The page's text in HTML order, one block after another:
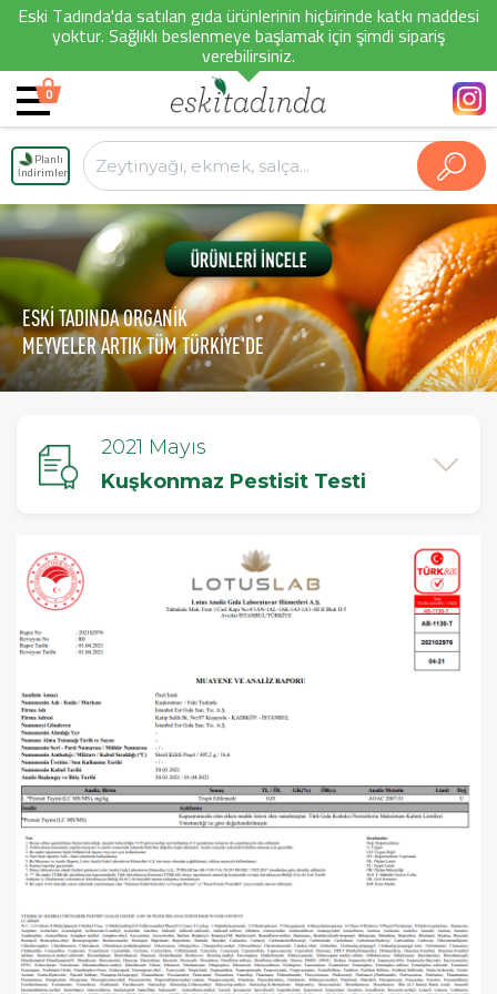
Eski Tadında'da satılan gıda ürünlerinin hiçbirinde katkı maddesi
yoktur. Sağlıklı beslenmeye başlamak için şimdi sipariş
verebilirsiniz.
0
Planlı
İndirimler
ESKİ TADINDA ORGANİK
MEYVELER ARTIK TÜM TÜRKİYE'DE
2021 Mayıs
Kuşkonmaz Pestisit Testi